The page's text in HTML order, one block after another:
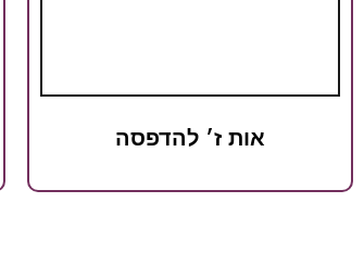
אות ז׳ להדפסה